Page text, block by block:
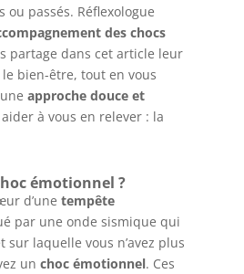
ou passés. Réflexologue
des chocs
partage dans cet article leur
bien-être, tout en vous
approche douce et
à vous en relever : la
émotionnel ?
d’une tempête
par une onde sismique qui
sur laquelle vous n’avez plus
un choc émotionnel. Ces